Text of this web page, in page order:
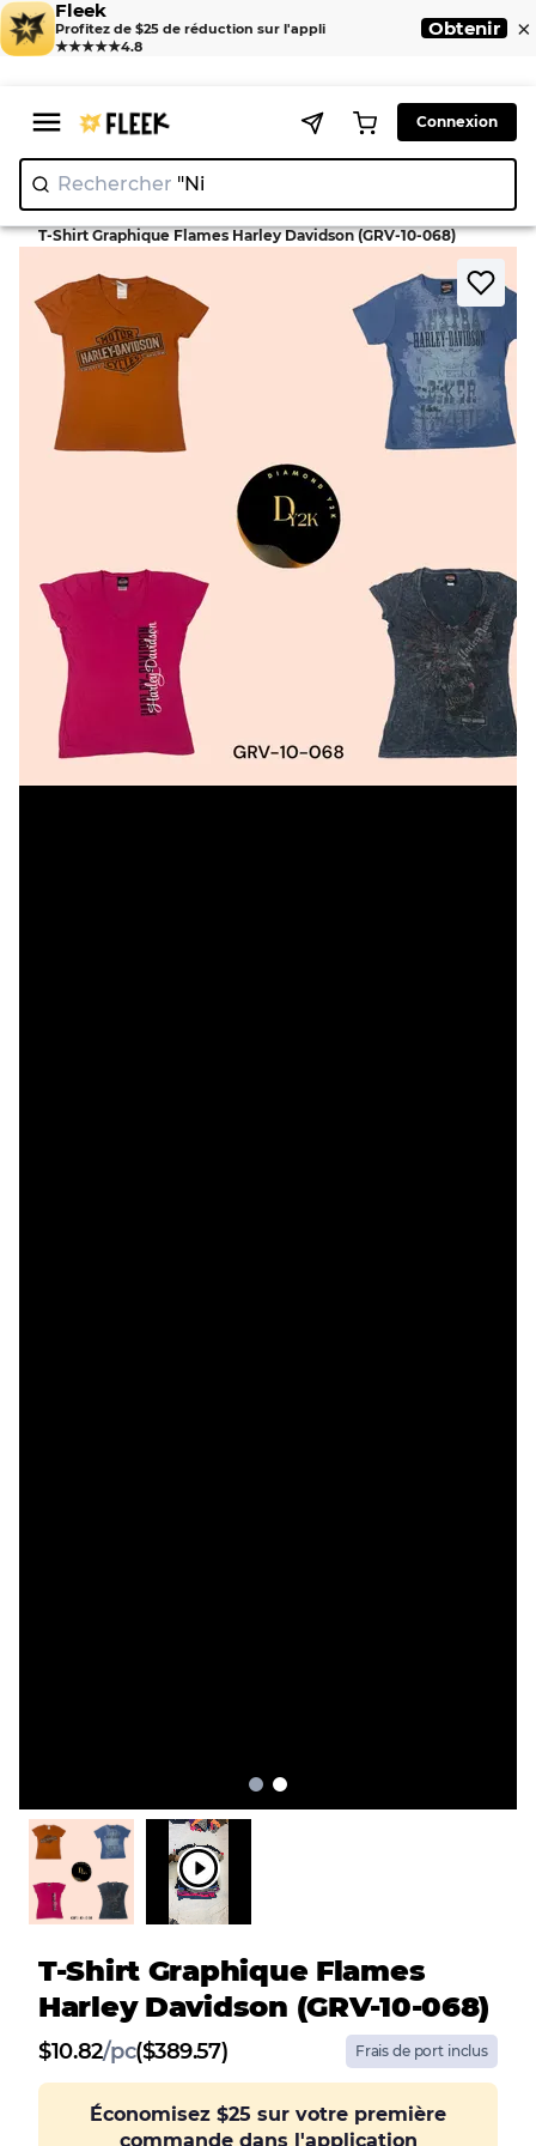
Fleek
Profitez de $25 de réduction sur l'appli
★★★★★4.8
Obtenir ×
Connexion
Rechercher "Nike"
Home > T-shirts >
T-Shirt Graphique Flames Harley Davidson (GRV-10-068)
T-Shirt Graphique Flames
Harley Davidson (GRV-10-068)
$10.82/pc($389.57) Frais de port inclus
Économisez $25 sur votre première
commande dans l'application